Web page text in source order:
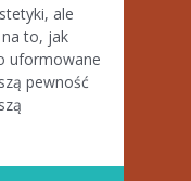
ale
to, jak
uformowane
pewność